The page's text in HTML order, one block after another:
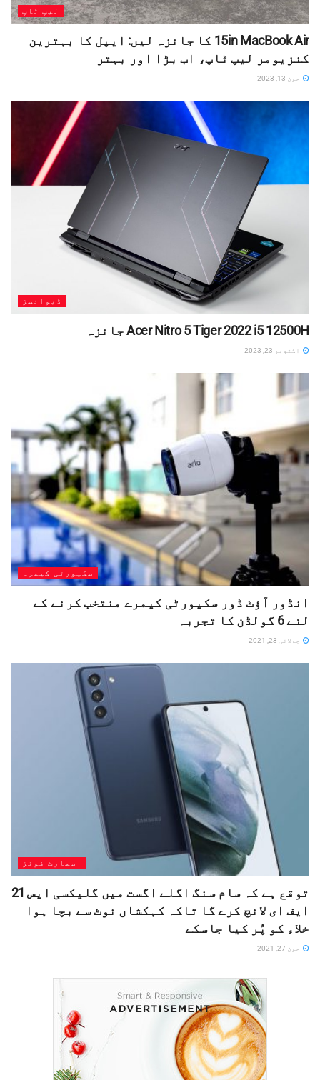
لیپ ٹاپ
15in MacBook Air کا جائزہ لیں: ایپل کا بہترین
کنزیومر لیپ ٹاپ، اب بڑا اور بہتر
جون 13, 2023
ڈیوائسز
Acer Nitro 5 Tiger 2022 i5 12500H جائزہ
اکتوبر 23, 2023
سکیورٹی کیمرہ
انڈور آؤٹ ڈور سکیورٹی کیمرے منتخب کرنے کے
لئے 6 گولڈن کا تجربہ
جولائی 23, 2021
اسمارٹ فونز
توقع ہے کہ سام سنگ اگلے اگست میں گلیکسی ایس 21
ایف ای لانچ کرے گا تاکہ کہکشاں نوٹ سے بچا ہوا
خلاء کو پُر کیا جاسکے
جون 27, 2021